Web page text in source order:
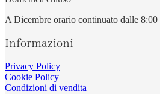
A Dicembre orario continuato dalle
Informazioni
Privacy Policy
Cookie Policy
Condizioni di vendita